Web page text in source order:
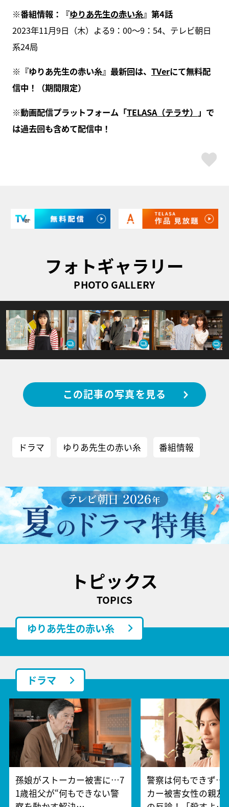
※番組情報：『ゆりあ先生の赤い糸』第4話
2023年11月9日（木）よる9：00～9：54、テレビ朝日
系24局
※『ゆりあ先生の赤い糸』最新回は、 TVerにて無料配
信中！（期間限定）
※動画配信プラットフォーム「TELASA（テラサ） 」で
は過去回も含めて配信中！
フォトギャラリー
PHOTO GALLERY
この記事の写真を見る
ドラマ ゆりあ先生の赤い糸 番組情報
トピックス
TOPICS
ゆりあ先生の赤い糸
ドラマ
孫娘がストーカー被害に…7
1歳祖父が“何もできない警
警察は何もできず…
カー被害女性の親友